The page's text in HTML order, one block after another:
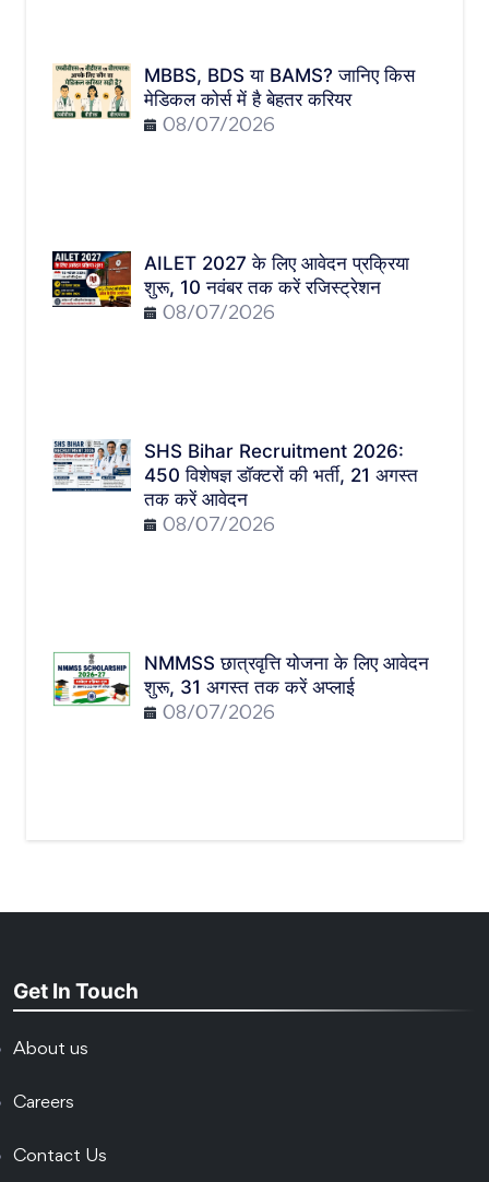
MBBS, BDS या BAMS? जानिए किस
मेडिकल कोर्स में है बेहतर करियर
08/07/2026
AILET 2027 के लिए आवेदन प्रक्रिया
शुरू, 10 नवंबर तक करें रजिस्ट्रेशन
08/07/2026
SHS Bihar Recruitment 2026:
450 विशेषज्ञ डॉक्टरों की भर्ती, 21 अगस्त
तक करें आवेदन
08/07/2026
NMMSS छात्रवृत्ति योजना के लिए आवेदन
शुरू, 31 अगस्त तक करें अप्लाई
08/07/2026
Get In Touch
About us
Careers
Contact Us